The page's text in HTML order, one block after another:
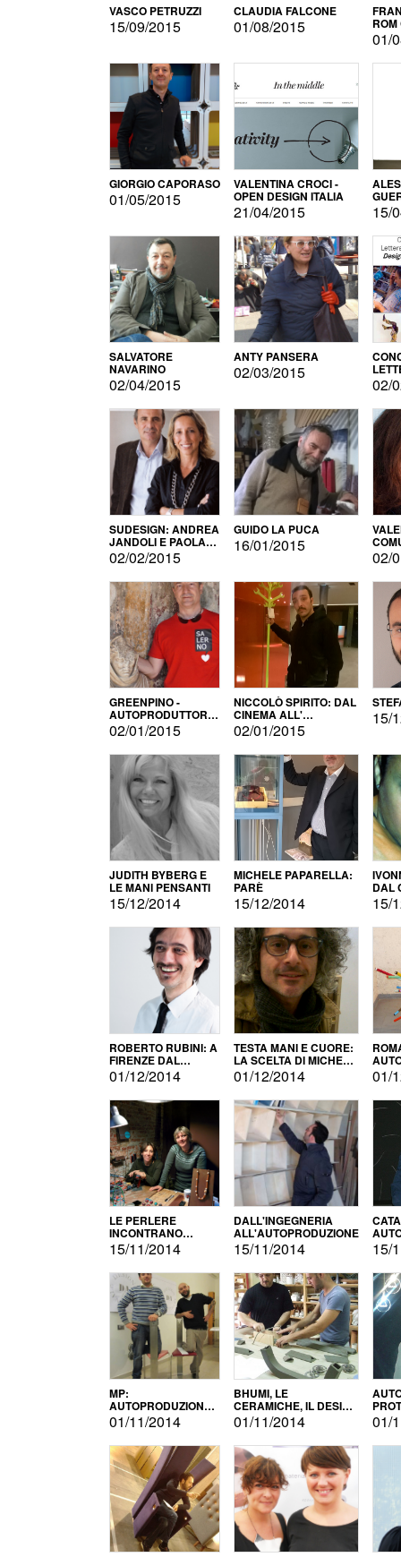
VASCO PETRUZZI
15/09/2015
CLAUDIA FALCONE
01/08/2015
01/
GIORGIO CAPORASO
01/05/2015
VALENTINA CROCI -
OPEN DESIGN ITALIA
21/04/2015 15/
SALVATORE
NAVARINO
02/04/2015
ANTY PANSERA
02/03/2015
02/
SUDESIGN: ANDREA
JANDOLI E PAOLA
PISAPIA
02/02/2015
GUIDO LA PUCA
16/01/2015
02/
GREENPINO -
AUTOPRODUTTORE
PER AMORE
02/01/2015
NICCOLÒ SPIRITO: DAL
CINEMA ALL'
AUTOPRODUZIONE
02/01/2015
15/
JUDITH BYBERG E
LE MANI PENSANTI
15/12/2014
MICHELE PAPARELLA:
PARÈ
15/12/2014
DAL
15/
ROBERTO RUBINI: A
FIRENZE DAL
PRODOTTO ALLA
PROMOZIONE
01/12/2014
TESTA MANI E CUORE:
LA SCELTA DI MICHELE
BARBERIO
01/12/2014 01/
LE PERLERE
INCONTRANO
L'AUTOPRODUZIONE
15/11/2014
DALL'INGEGNERIA
ALL'AUTOPRODUZIONE
15/11/2014 15/
MP:
AUTOPRODUZIONE
E INNOVAZIONE
01/11/2014
BHUMI, LE
CERAMICHE, IL DESIGN
E L'AUTOPRODUZIONE
01/11/2014 01/